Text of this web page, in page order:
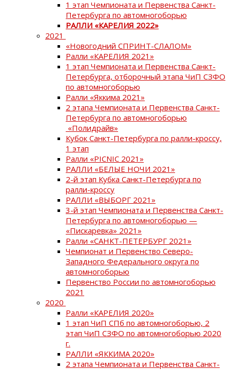
1 этап Чемпионата и Первенства Санкт-
Петербурга по автомногоборью
РАЛЛИ «КАРЕЛИЯ 2022»
2021
«Новогодний СПРИНТ-СЛАЛОМ»
Ралли «КАРЕЛИЯ 2021»
1 этап Чемпионата и Первенства Санкт-
Петербурга, отборочный этапа ЧиП СЗФО
по автомногоборью
Ралли «Яккима 2021»
2 этапа Чемпионата и Первенства Санкт-
Петербурга по автомногоборью
«Полидрайв»
Кубок Санкт-Петербурга по ралли-кроссу,
1 этап
Ралли «PICNIC 2021»
РАЛЛИ «БЕЛЫЕ НОЧИ 2021»
2-й этап Кубка Санкт-Петербурга по
ралли-кроссу
РАЛЛИ «ВЫБОРГ 2021»
3-й этап Чемпионата и Первенства Санкт-
Петербурга по автомногоборью —
«Пискаревка» 2021»
Ралли «САНКТ-ПЕТЕРБУРГ 2021»
Чемпионат и Первенство Северо-
Западного Федерального округа по
автомногоборью
Первенство России по автомногоборью
2021
2020
Ралли «КАРЕЛИЯ 2020»
1 этап ЧиП СПб по автомногоборью, 2
этап ЧиП СЗФО по автомногоборью 2020
г.
РАЛЛИ «ЯККИМА 2020»
2 этапа Чемпионата и Первенства Санкт-